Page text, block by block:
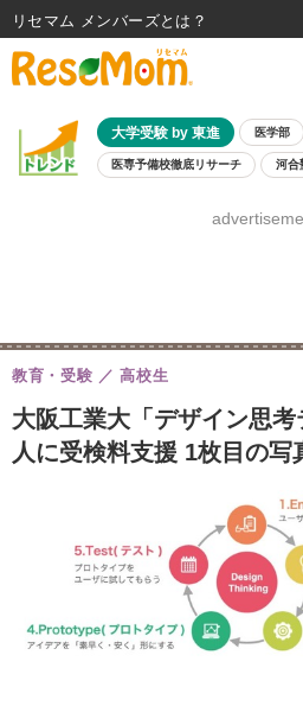
大学受験 by 東進 医学部
医専予備校徹底リサーチ 河合
8月開催学校説明会・
大阪工業大「デザイン思
人に受検料支援 1枚目の写
教育・受験 高校生
リセマム メンバーズ